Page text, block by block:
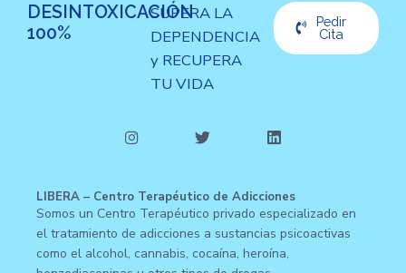
DESINTOXICACIÓN
100%
SUPERA LA
DEPENDENCIA
y RECUPERA
TU VIDA
Pedir
Cita
LIBERA – Centro Terapéutico de Adicciones
Somos un Centro Terapéutico privado especializado en
el tratamiento de adicciones a sustancias psicoactivas
como el alcohol, cannabis, cocaína, heroína,